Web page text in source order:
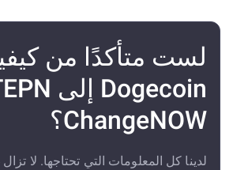
لست متأكدًا من
ChangeNOW؟
لدينا كل المعلومات التي تحتاجها. لا